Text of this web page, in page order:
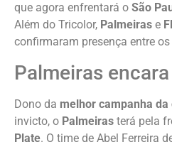
que agora enfrentará o São
Além do Tricolor, Palmeiras e
confirmaram presença entre
Palmeiras
Dono da melhor campanha
invicto, o Palmeiras terá pela
Plate. O time de Abel Ferreira